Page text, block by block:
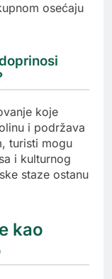
osećaju
koje
i podržava
turisti mogu
i kulturnog
staze ostanu
kao